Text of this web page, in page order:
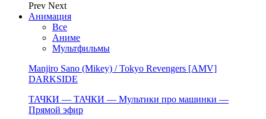
Prev Next
Анимация
Все
Аниме
Мультфильмы
Manjiro Sano (Mikey) / Tokyo Revengers [AMV]
DARKSIDE
ТАЧКИ — ТАЧКИ — Мультики про машинки —
Прямой эфир